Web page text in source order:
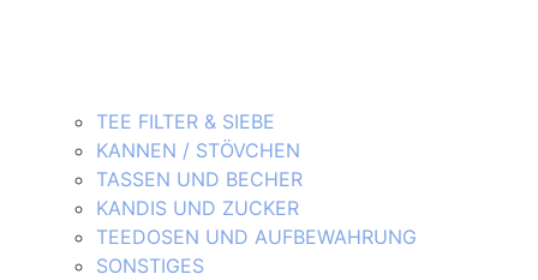
TEE FILTER & SIEBE
KANNEN / STÖVCHEN
TASSEN UND BECHER
KANDIS UND ZUCKER
TEEDOSEN UND AUFBEWAHRUNG
SONSTIGES